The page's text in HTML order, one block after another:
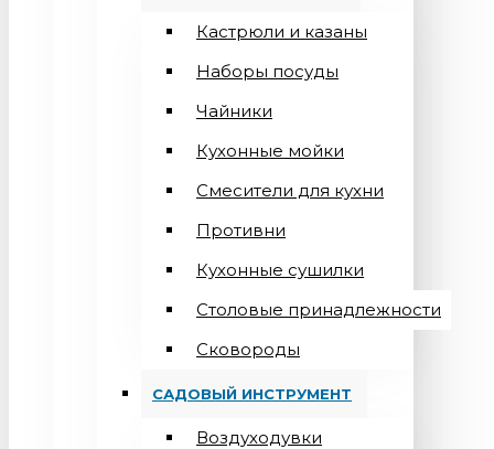
Кастрюли и казаны
Наборы посуды
Чайники
Кухонные мойки
Смесители для кухни
Противни
Кухонные сушилки
Столовые принадлежности
Сковороды
САДОВЫЙ ИНСТРУМЕНТ
Воздуходувки